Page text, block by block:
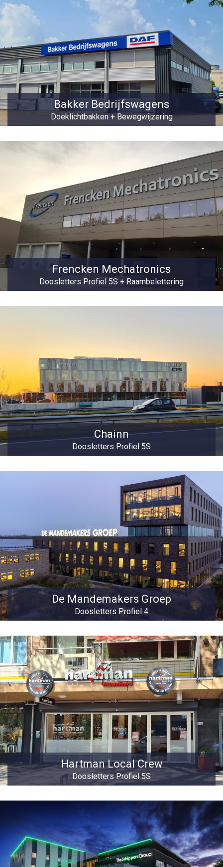
Bakker Bedrijfswagens
Doeklichtbakken + Bewegwijzering
Frencken Mechatronics
Doosletters Profiel 5S + Raambelettering
Chainn
Doosletters Profiel 5S
De Mandemakers Groep
Doosletters Profiel 4
Hartman Local Crew
Doosletters Profiel 5S